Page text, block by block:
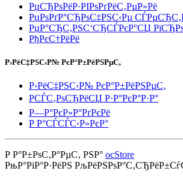
РџСЂРѕРёР·РІРѕРґРёС‚РµР»Рё
РџРѕРґР°СЂРѕС‡РЅС‹Рµ
РџР°СЂС‚РЅС‘СЂСЃРєР°СЏ
РђРєС†РёРё
Р›РёС‡РЅС‹Р№ РєР°Р±РёРЅРµС‚
Р›РёС‡РЅС‹Р№ РєР°Р±РёРЅРµС‚
РСЃС‚РѕСЂРёСЏ Р·Р°РєР°Р·Р°
Р—Р°РєР»Р°РґРєРё
Р Р°СЃСЃС‹Р»РєР°
Р Р°Р±РѕС‚Р°РµС‚ РЅР° ocStore
РњР°РіР°Р·РёРЅ